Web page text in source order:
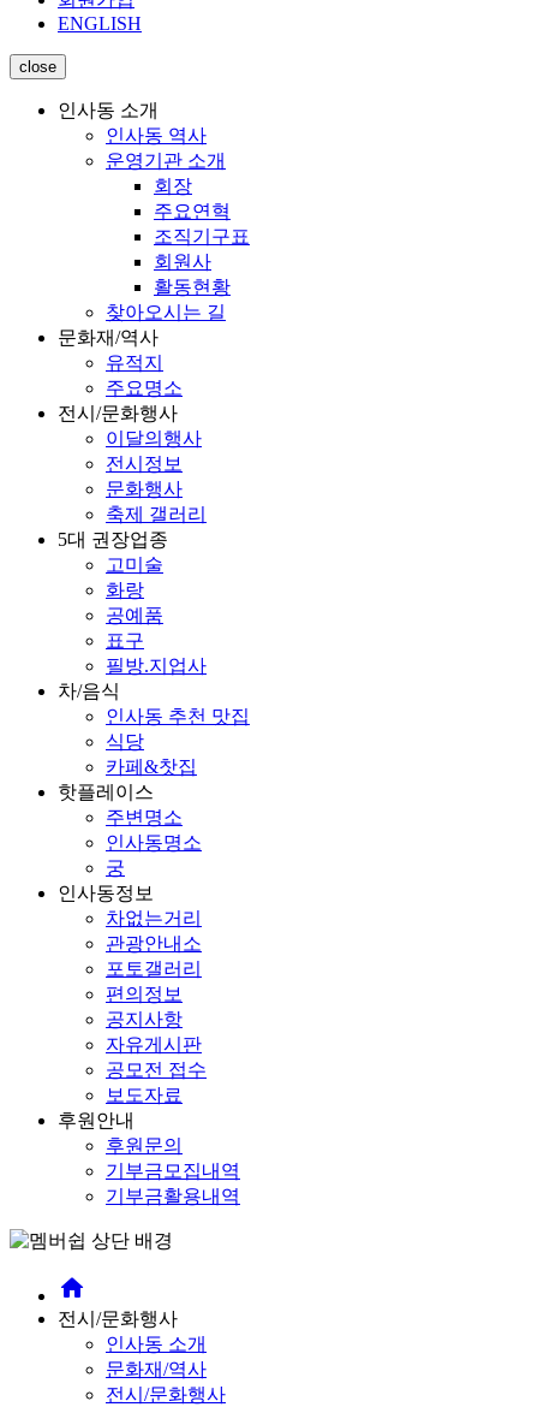
ENGLISH
close
인사동 소개
인사동 역사
운영기관 소개
회장
주요연혁
조직기구표
회원사
활동현황
찾아오시는 길
문화재/역사
유적지
주요명소
전시/문화행사
이달의행사
전시정보
문화행사
축제 갤러리
5대 권장업종
고미술
화랑
공예품
표구
필방.지업사
차/음식
인사동 추천 맛집
식당
카페&찻집
핫플레이스
주변명소
인사동명소
궁
인사동정보
차없는거리
관광안내소
포토갤러리
편의정보
공지사항
자유게시판
공모전 접수
보도자료
후원안내
후원문의
기부금모집내역
기부금활용내역
home
전시/문화행사
인사동 소개
문화재/역사
전시/문화행사